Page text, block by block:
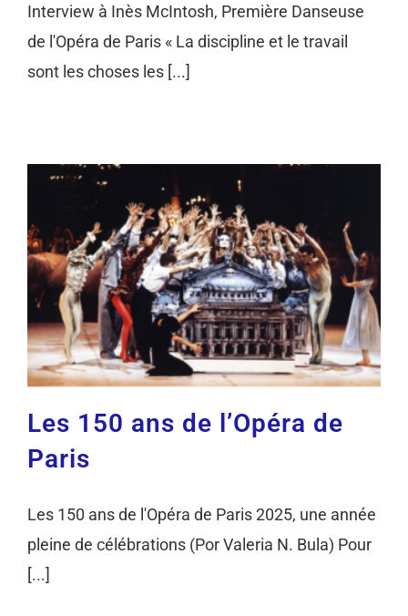
Interview à Inès McIntosh, Première Danseuse
de l'Opéra de Paris « La discipline et le travail
sont les choses les [...]
Les 150 ans de l’Opéra de
Paris
Les 150 ans de l'Opéra de Paris 2025, une année
pleine de célébrations (Por Valeria N. Bula) Pour
[...]